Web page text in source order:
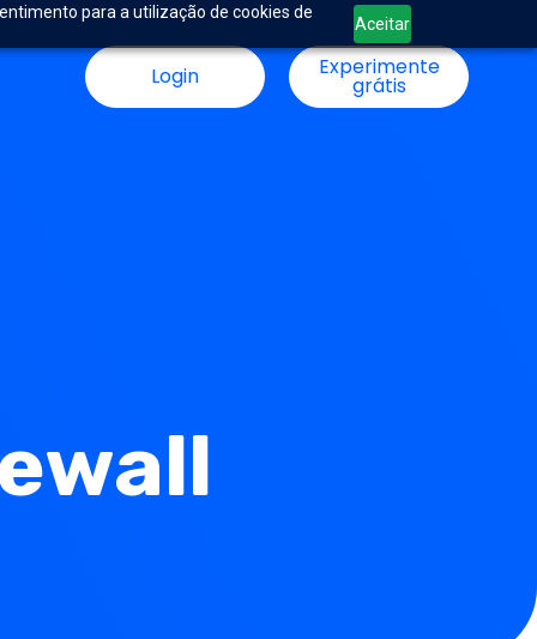
para a utilização de cookies de
Aceitar
Login Experimente
grátis